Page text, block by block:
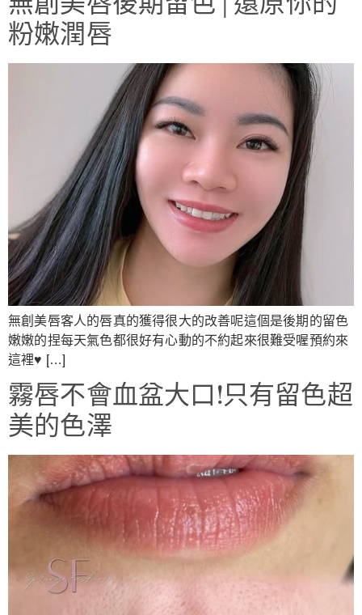
粉嫩潤唇
無創美唇客人的唇真的獲得很大的改善呢這個是後期的留色
嫩嫩的捏每天氣色都很好有心動的不約起來很難受喔預約來
這裡♥ […]
霧唇不會血盆大口!只有留色超
美的色澤